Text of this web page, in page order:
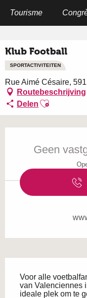
Tourisme
Klub Football
SPORTACTIVITEITEN
Rue Aimé Césaire,
Routebeschrijving
Delen Ajouter aux
Geen
Voor alle
van Valenciennes
ideale plek om te